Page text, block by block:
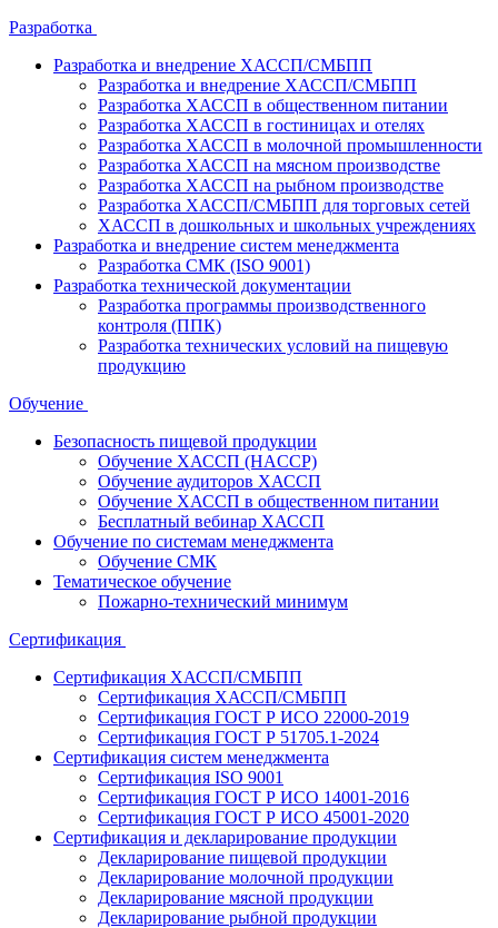
Разработка
Разработка и внедрение ХАССП/СМБПП
Разработка и внедрение ХАССП/СМБПП
Разработка ХАССП в общественном питании
Разработка ХАССП в гостиницах и отелях
Разработка ХАССП в молочной промышленности
Разработка ХАССП на мясном производстве
Разработка ХАССП на рыбном производстве
Разработка ХАССП/СМБПП для торговых сетей
ХАССП в дошкольных и школьных учреждениях
Разработка и внедрение систем менеджмента
Разработка СМК (ISO 9001)
Разработка технической документации
Разработка программы производственного
контроля (ППК)
Разработка технических условий на пищевую
продукцию
Обучение
Безопасность пищевой продукции
Обучение ХАССП (HACCP)
Обучение аудиторов ХАССП
Обучение ХАССП в общественном питании
Бесплатный вебинар ХАССП
Обучение по системам менеджмента
Обучение СМК
Тематическое обучение
Пожарно-технический минимум
Сертификация
Сертификация ХАССП/СМБПП
Сертификация ХАССП/СМБПП
Сертификация ГОСТ Р ИСО 22000-2019
Сертификация ГОСТ Р 51705.1-2024
Сертификация систем менеджмента
Сертификация ISO 9001
Сертификация ГОСТ Р ИСО 14001-2016
Сертификация ГОСТ Р ИСО 45001-2020
Сертификация и декларирование продукции
Декларирование пищевой продукции
Декларирование молочной продукции
Декларирование мясной продукции
Декларирование рыбной продукции